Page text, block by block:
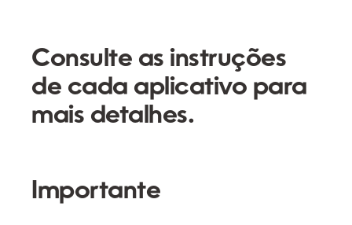
Consulte as instruções
de cada aplicativo para
mais detalhes.
Importante